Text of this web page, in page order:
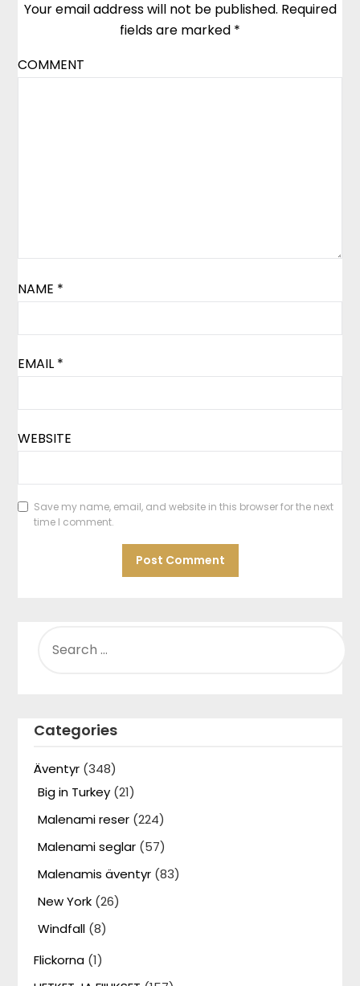
Your email address will not be published. Required
fields are marked *
COMMENT
NAME *
EMAIL *
WEBSITE
Save my name, email, and website in this browser for the next
time I comment.
FOR:
Categories
Äventyr (348)
Big in Turkey (21)
Malenami reser (224)
Malenami seglar (57)
Malenamis äventyr (83)
New York (26)
Windfall (8)
Flickorna (1)